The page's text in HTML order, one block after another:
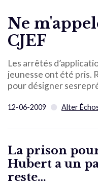
Ne
CJEF
Les arrêtés
jeunesse ont été pris.
pour désigner
12-06-2009 Alter
La prison
Hubert a un
reste…